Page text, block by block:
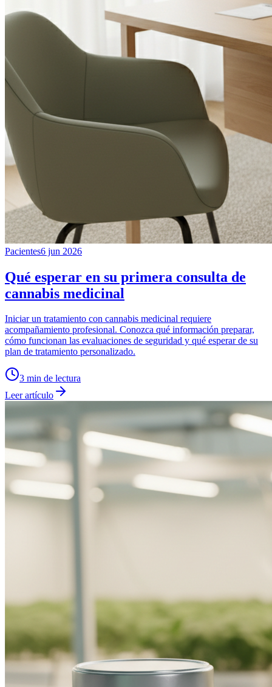
Pacientes6 jun 2026
Qué esperar en su primera consulta de
cannabis medicinal
Iniciar un tratamiento con cannabis medicinal requiere
acompañamiento profesional. Conozca qué información preparar,
cómo funcionan las evaluaciones de seguridad y qué esperar de su
plan de tratamiento personalizado.
3 min de lectura
Leer artículo